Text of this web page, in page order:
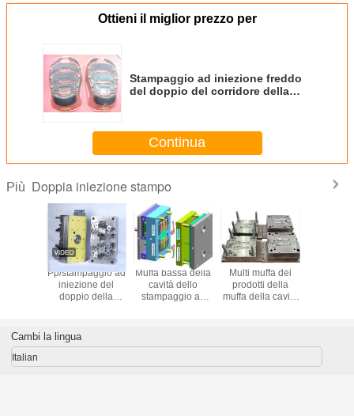
Ottieni il miglior prezzo per
Stampaggio ad iniezione freddo
del doppio del corridore della
Continua
Più Doppia iniezione stampo
Pp/stampaggio ad
iniezione del
doppio della
base di muffa
S136
Muffa bassa della
cavità dello
stampaggio ad
CNC 2D 2.5D
Multi muffa dei
prodotti della
muffa della cavità
d'acciaio P20
Cambi la lingua
Italian